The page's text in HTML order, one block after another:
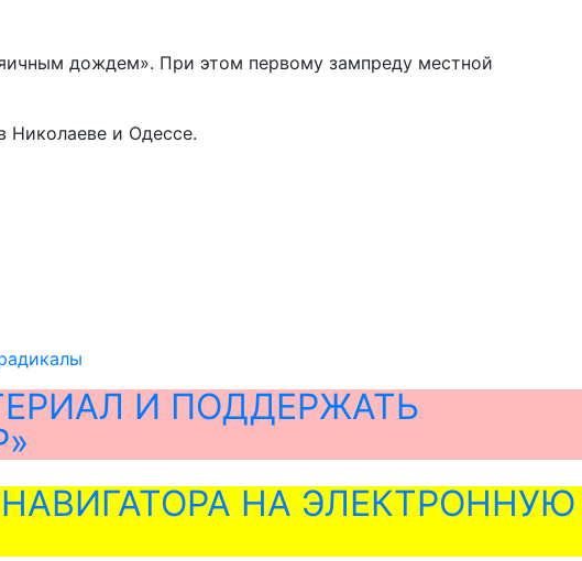
дождем». При этом первому зампреду местной
Николаеве и Одессе.
И ПОДДЕРЖАТЬ
НА ЭЛЕКТРОННУЮ